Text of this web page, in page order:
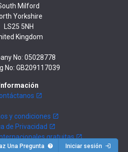
Milford
Yorkshire
LS25 5NH
Kingdom
No: 05028778
No: GB209117039
Información
y condiciones
de Privacidad
gratuitas
Una Pregunta Iniciar sesión